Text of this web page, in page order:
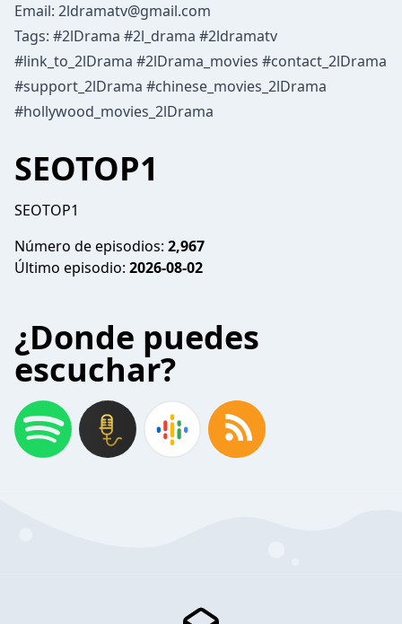
Email: 2ldramatv@gmail.com
Tags: #2lDrama #2l_drama #2ldramatv
#link_to_2lDrama #2lDrama_movies #contact_2lDrama
#support_2lDrama #chinese_movies_2lDrama
#hollywood_movies_2lDrama
SEOTOP1
SEOTOP1
Número de episodios: 2,967
Último episodio: 2026-08-02
¿Donde puedes
escuchar?